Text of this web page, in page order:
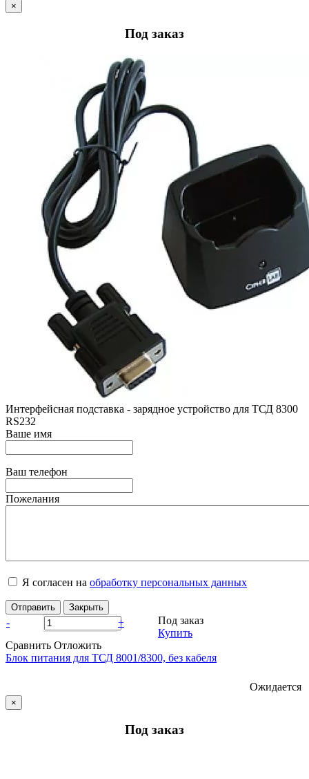
×
Под заказ
Интерфейсная подставка - зарядное устройство для ТСД 8300
RS232
Ваше имя
Ваш телефон
Пожелания
Я согласен на обработку персональных данных
Отправить Закрыть
- +
Под заказ
Купить
Сравнить Отложить
Блок питания для ТСД 8001/8300, без кабеля
Ожидается
×
Под заказ